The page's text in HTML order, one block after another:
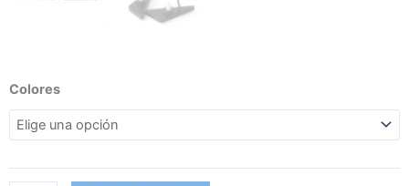
Colores
Ojos
led
diseño
muntifuncionales